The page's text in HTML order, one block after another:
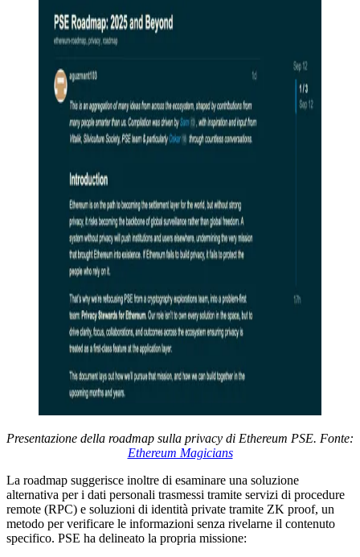
Presentazione della roadmap sulla privacy di Ethereum PSE. Fonte:
Ethereum Magicians
La roadmap suggerisce inoltre di esaminare una soluzione
alternativa per i dati personali trasmessi tramite servizi di procedure
remote (RPC) e soluzioni di identità private tramite ZK proof, un
metodo per verificare le informazioni senza rivelarne il contenuto
specifico. PSE ha delineato la propria missione: